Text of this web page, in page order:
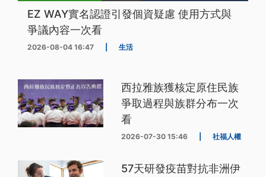
EZ WAY實名認證引發個資疑慮 使用方式與
爭議內容一次看
2026-08-04 16:47 生活
西拉雅族獲核定原住民族
爭取過程與族群分布一次
看
2026-07-30 15:46 社福人權
57天研發疫苗對抗非洲伊